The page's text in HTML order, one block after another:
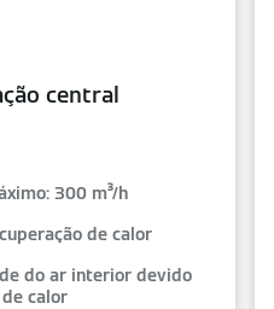
central
300 m³/h
de calor
do ar interior devido
calor